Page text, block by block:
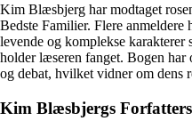
Kim Blæsbjerg har modtaget
Bedste Familier. Flere
levende og komplekse
holder læseren fanget. Bogen har
og debat, hvilket vidner om dens
Kim Blæsbjergs